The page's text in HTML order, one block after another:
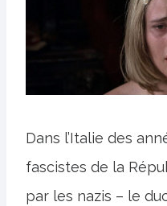
Dans l’Italie des
fascistes de la
par les nazis – le